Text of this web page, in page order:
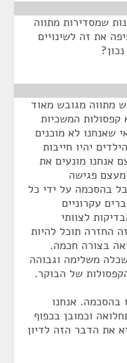
שמסדירות מתווה
את זה לשינויים
מתווה מגובש מאוד
קפסולות המשכיות
שאנחנו לא מוכנים
יהיו חייבות
אנחנו מונעים את
פגישה
בהסכמה על ידי כל
עקרוניים
לצוותי
החזרה תוכל להיות
בצורה חכמה.
משלימה וגבוהה
של הבוקר.
בהסכמה. אנחנו
וכמובן בכפוף
את הדבר הזה לדיון